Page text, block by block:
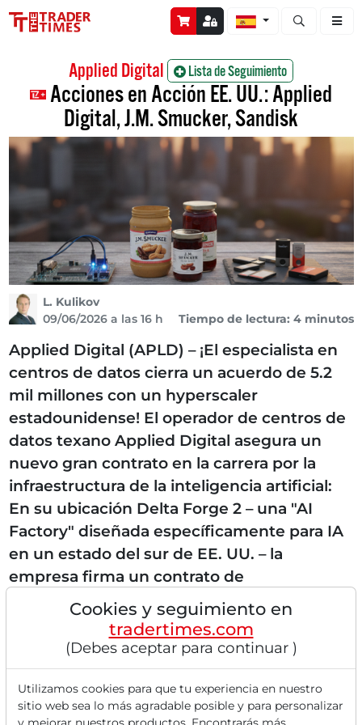
Abrir
Applied Digital Lista de Seguimiento
Acciones en Acción EE. UU.: Applied
Digital, J.M. Smucker, Sandisk
L. Kulikov
09/06/2026 a las 16 h
Tiempo de lectura: 4 minutos
Applied Digital (APLD) – ¡El especialista en
centros de datos cierra un acuerdo de 5.2
mil millones con un hyperscaler
estadounidense! El operador de centros de
datos texano Applied Digital asegura un
nuevo gran contrato en la carrera por la
infraestructura de la inteligencia artificial:
En su ubicación Delta Forge 2 – una "AI
Factory" diseñada específicamente para IA
en un estado del sur de EE. UU. – la
empresa firma un contrato de
arrendamiento a largo plazo con un
hyperscaler estadounidense de primera
categoría. Este es ya el quinto...
Cookies y seguimiento en
tradertimes.com
(Debes aceptar para continuar )
Utilizamos cookies para que tu experiencia en nuestro
sitio web sea lo más agradable posible y para personalizar